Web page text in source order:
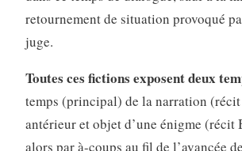
retournement de situation provoqué
juge.
Toutes ces fictions exposent deux
temps (principal) de la narration
antérieur et objet d’une énigme (récit
alors par à-coups au fil de l’avancée